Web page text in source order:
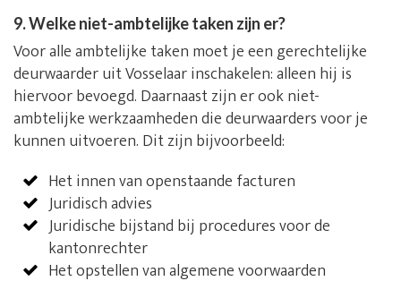
9. Welke niet-ambtelijke taken zijn er?
Voor alle ambtelijke taken moet je een gerechtelijke
deurwaarder uit Vosselaar inschakelen: alleen hij is
hiervoor bevoegd. Daarnaast zijn er ook niet-
ambtelijke werkzaamheden die deurwaarders voor je
kunnen uitvoeren. Dit zijn bijvoorbeeld:
Het innen van openstaande facturen
Juridisch advies
Juridische bijstand bij procedures voor de
kantonrechter
Het opstellen van algemene voorwaarden